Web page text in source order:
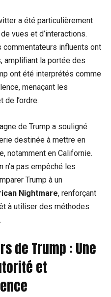
a été particulièrement
vues et d’interactions.
influents ont
amplifiant la portée des
ont été interprétés comme
menaçant les
l’ordre.
de Trump a souligné
destinée à mettre en
notamment en Californie.
pas empêché les
Trump à un
Nightmare, renforçant
à utiliser des méthodes
de Trump : Une
et